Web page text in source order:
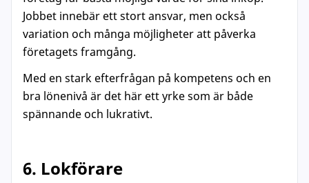
Jobbet innebär ett stort ansvar, men också
variation och många möjligheter att påverka
företagets framgång.
Med en stark efterfrågan på kompetens och en
bra lönenivå är det här ett yrke som är både
spännande och lukrativt.
6. Lokförare